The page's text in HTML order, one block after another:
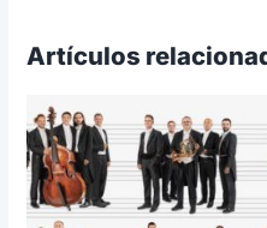
Artículos